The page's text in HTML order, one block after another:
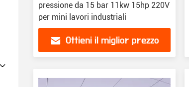
pressione da 15 bar 11kw 15hp 220V
per mini lavori industriali
Ottieni il miglior prezzo